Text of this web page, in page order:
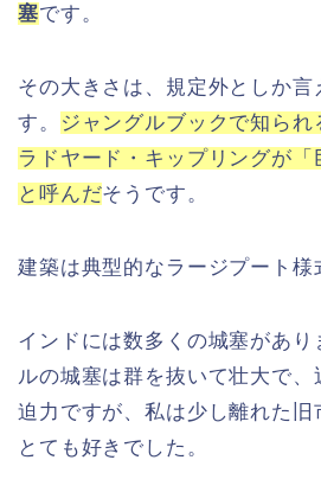
塞です。
その大きさは、規定外としか
す。
ジャングルブックで知ら
ラドヤード・キップリングが「
と呼んだそうです。
建築は典型的なラージプート様
インドには数多くの城塞があ
ルの城塞は群を抜いて壮大で、
迫力ですが、私は少し離れた旧
とても好きでした。